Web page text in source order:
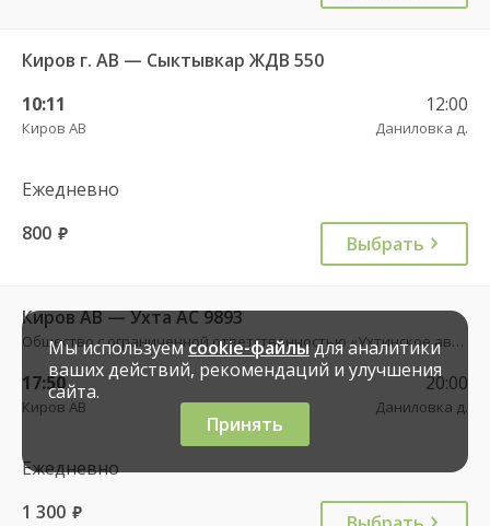
Киров г. АВ — Сыктывкар ЖДВ 550
10:11
Киров АВ
12:00
Даниловка д.
Ежедневно
800 руб. Выбрать
Киров АВ — Ухта АС 9893
Общество с ограниченной ответственностью «Ухтинское автотранспортное предприятие»
17:50
Киров АВ
20:00
Даниловка д.
Ежедневно
1 300 руб.
Мы используемcookie-файлыдля аналитики
ваших действий, рекомендаций и улучшения
сайта.
Принять